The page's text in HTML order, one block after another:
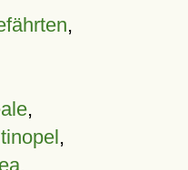
,
,
,
,